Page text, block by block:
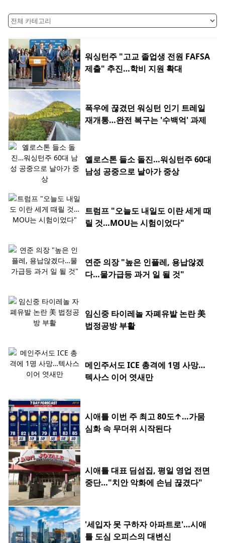
워싱턴주 "고교 졸업생 전원 FAFSA
제출" 추진…학비 지원 확대
폭우에 끊겼던 워싱턴 인기 트레일
재개통…완전 복구는 '수백억' 과제
옐로스톤 들소 돌진…워싱턴주 60대
남성 공중으로 날아가 중상
트럼프 "오늘도 내일도 이란 세게 때
릴 것…MOU는 시험이었다"
연준 의장 "높은 인플레, 용납않겠
다…물가급등 과거 일 될 것"
임신중 타이레놀 자폐유발 논란 美
법정공방 부활
메인주서도 ICE 총격에 1명 사망…
텍사스 이어 엿새만
시애틀 이번 주 최고 80도↑…가뭄
심화 속 무더위 시작된다
시애틀 대표 딤섬집, 평일 영업 전면
중단…"치안 악화에 손님 끊겼다"
'세입자 못 구하자 아파트로'…시애
틀 도심 오피스의 대변신